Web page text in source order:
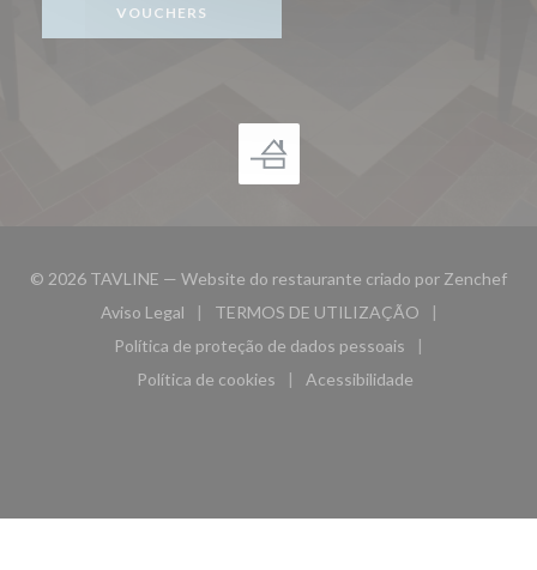
VOUCHERS
© 2026 TAVLINE — Website do restaurante criado por Zenchef
Aviso Legal
((abre numa nova janela))
TERMOS DE UTILIZAÇÃO
((abre numa nova janela))
Política de proteção de dados pessoais
((abre numa nova janela))
Política de cookies
((abre numa nova janela))
Acessibilidade